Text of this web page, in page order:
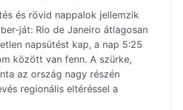
és rövid nappalok jellemzik
ját: Rio de Janeiro átlagosan
napsütést kap, a nap 5:25
között van fenn. A szürke,
az ország nagy részén
regionális eltéréssel a